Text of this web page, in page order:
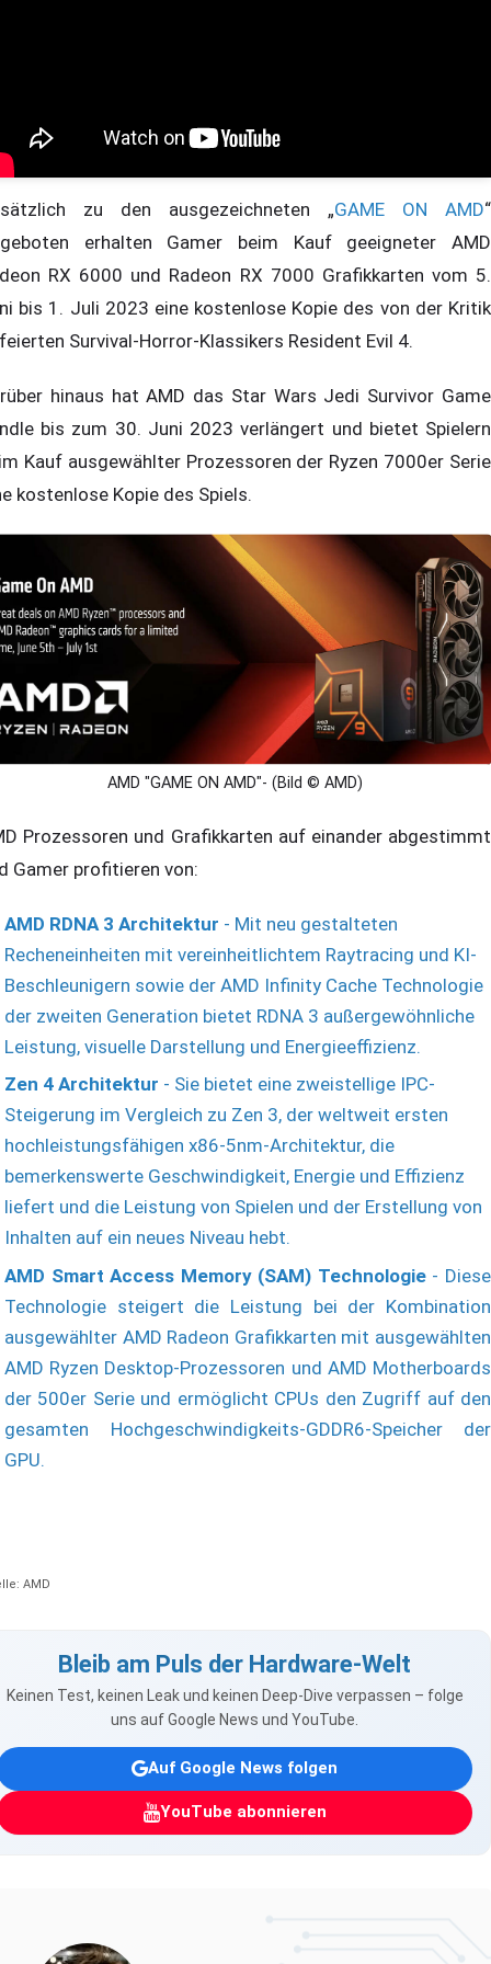
zu den ausgezeichneten „GAME ON AMD“
erhalten Gamer beim Kauf geeigneter AMD
RX 6000 und Radeon RX 7000 Grafikkarten vom 5.
bis 1. Juli 2023 eine kostenlose Kopie des von der Kritik
Survival-Horror-Klassikers Resident Evil 4.
hinaus hat AMD das Star Wars Jedi Survivor Game
bis zum 30. Juni 2023 verlängert und bietet Spielern
Kauf ausgewählter Prozessoren der Ryzen 7000er Serie
kostenlose Kopie des Spiels.
AMD "GAME ON AMD"- (Bild © AMD)
Prozessoren und Grafikkarten auf einander abgestimmt
Gamer profitieren von:
AMD RDNA 3 Architektur - Mit neu gestalteten
Recheneinheiten mit vereinheitlichtem Raytracing und KI-
Beschleunigern sowie der AMD Infinity Cache Technologie
der zweiten Generation bietet RDNA 3 außergewöhnliche
Leistung, visuelle Darstellung und Energieeffizienz.
Zen 4 Architektur - Sie bietet eine zweistellige IPC-
Steigerung im Vergleich zu Zen 3, der weltweit ersten
hochleistungsfähigen x86-5nm-Architektur, die
bemerkenswerte Geschwindigkeit, Energie und Effizienz
liefert und die Leistung von Spielen und der Erstellung von
Inhalten auf ein neues Niveau hebt.
AMD Smart Access Memory (SAM) Technologie- Diese
Technologie steigert die Leistung bei der Kombination
ausgewählter AMD Radeon Grafikkarten mit ausgewählten
AMD Ryzen Desktop-Prozessoren und AMD Motherboards
der 500er Serie und ermöglicht CPUs den Zugriff auf den
gesamten Hochgeschwindigkeits-GDDR6-Speicher der
GPU.
AMD
Bleib am Puls der Hardware-Welt
Keinen Test, keinen Leak und keinen Deep-Dive verpassen – folge
uns auf Google News und YouTube.
Auf Google News folgen
YouTube abonnieren